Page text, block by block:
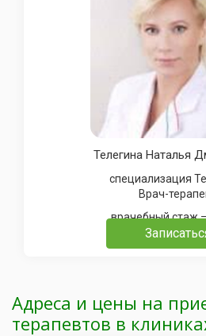
Телегина Наталья
Врач-
врачебный
Адреса и цены на
терапевтов в